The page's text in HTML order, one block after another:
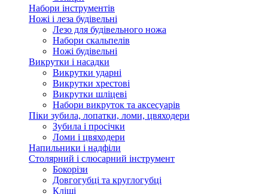
Набори інструментів
Ножі і леза будівельні
Лезо для будівельного ножа
Набори скальпелів
Ножі будівельні
Викрутки і насадки
Викрутки ударні
Викрутки хрестові
Викрутки шліцеві
Набори викруток та аксесуарів
Піки зубила, лопатки, ломи, цвяходери
Зубила і просічки
Ломи і цвяходери
Напильники і надфіли
Столярний і слюсарний інструмент
Бокорізи
Довгогубці та круглогубці
Кліщі